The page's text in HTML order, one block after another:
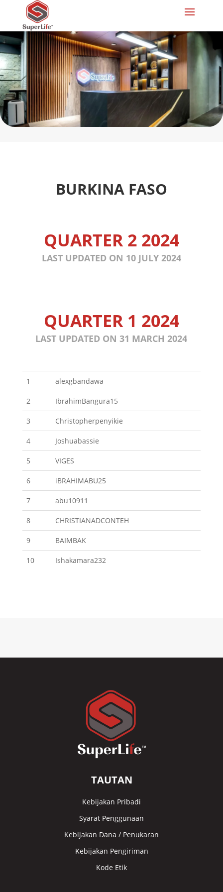
BURKINA FASO
QUARTER 2 2024
LAST UPDATED ON 10 JULY 2024
QUARTER 1 2024
LAST UPDATED ON 31 MARCH 2024
1 alexgbandawa
2 IbrahimBangura15
3 Christopherpenyikie
4 Joshuabassie
5 VIGES
6 iBRAHIMABU25
7 abu10911
8 CHRISTIANADCONTEH
9 BAIMBAK
10 Ishakamara232
TAUTAN
Kebijakan Pribadi
Syarat Penggunaan
Kebijakan Dana / Penukaran
Kebijakan Pengiriman
Kode Etik